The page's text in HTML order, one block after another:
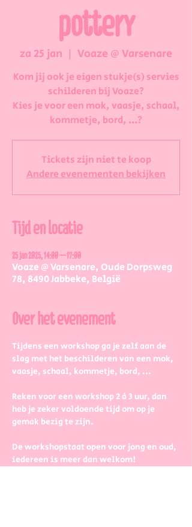
pottery
za 25 jan
  |
Voaze @ Varsenare
Kom jij ook je eigen stukje(s) servies
schilderen bij Voaze?
Kies je voor een mok, vaasje, schaal,
kommetje, bord, ...?
Tickets zijn niet te koop
Andere evenementen bekijken
Tijd en locatie
25 jan 2025, 14:00 – 17:00
Voaze @ Varsenare, Oude Dorpsweg
78, 8490 Jabbeke, België
Over het evenement
Tijdens een workshop ga je zelf aan de
slag met het beschilderen van een mok,
vaasje, schaal, kommetje, bord, ...
Reken voor een workshop 2 à 3 uur, dan
heb je zeker voldoende tijd om op je
gemak bezig te zijn.
De workshopstaat open voor jong en oud,
iedereen is meer dan welkom!